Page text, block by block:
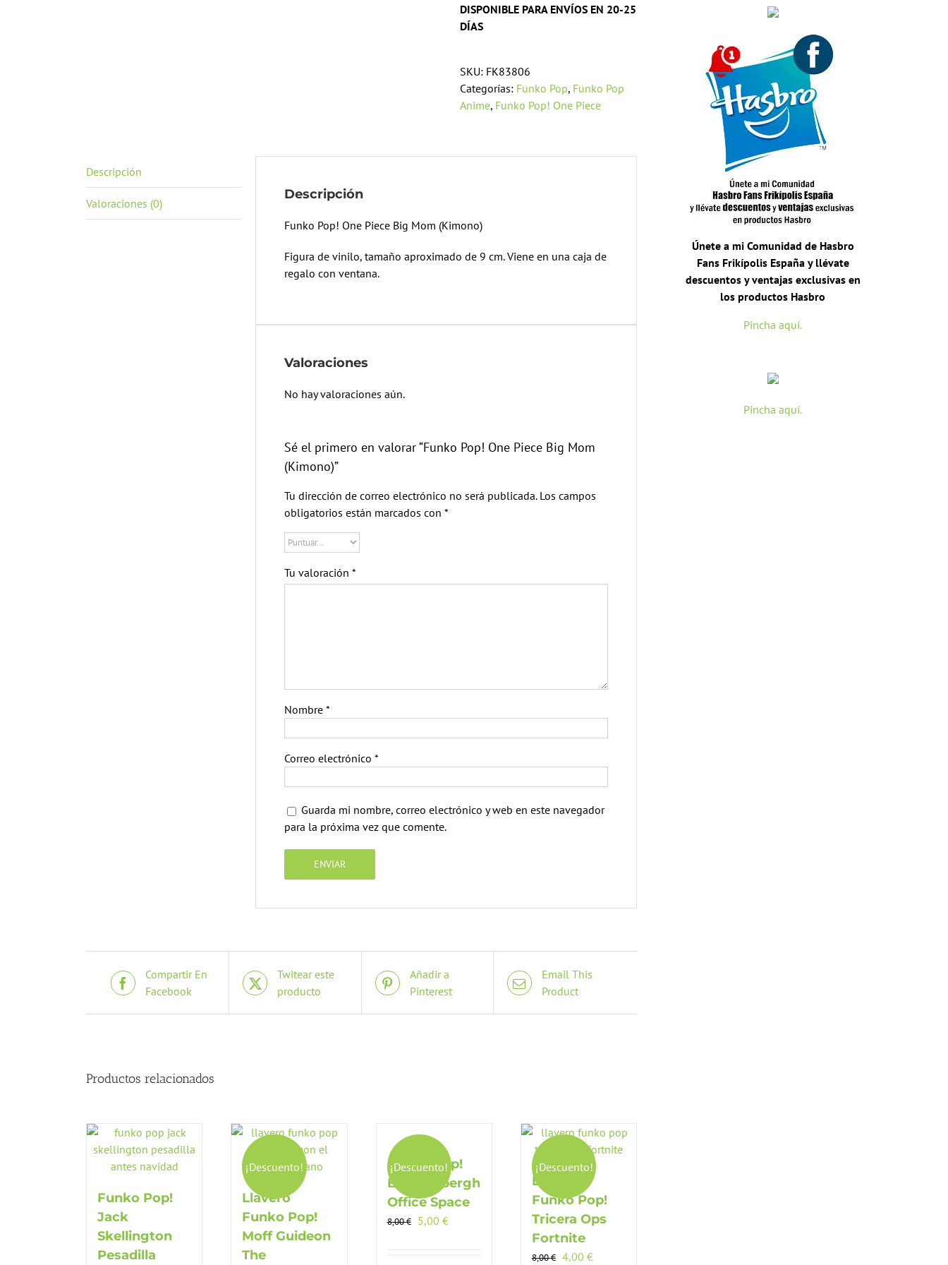
DISPONIBLE PARA ENVÍOS EN 20-25
DÍAS
SKU: FK83806
Categorías: Funko Pop, Funko Pop
Anime, Funko Pop! One Piece
Descripción
Valoraciones (0)
Descripción
Funko Pop! One Piece Big Mom (Kimono)
Figura de vinilo, tamaño aproximado de 9 cm. Viene en una caja de
regalo con ventana.
Valoraciones
No hay valoraciones aún.
Sé el primero en valorar “Funko Pop! One Piece Big Mom
(Kimono)”
Tu dirección de correo electrónico no será publicada. Los campos
obligatorios están marcados con *
Tu valoración *
Nombre *
Correo electrónico *
Guarda mi nombre, correo electrónico y web en este navegador
para la próxima vez que comente.
Compartir En
Facebook
Twitear este
producto
Añadir a
Pinterest
Email This
Product
Productos relacionados
Funko Pop!
Jack
Skellington
Pesadilla
¡Descuento!
Llavero
Funko Pop!
Moff Guideon
The
¡Descuento!
Funko Pop!
Bill Lumbergh
Office Space
8,00€
El
5,00 €El
¡Descuento!
Llavero
Funko Pop!
Tricera Ops
Fortnite
8,00€ El
4,00 €El
Únete a mi Comunidad de Hasbro
Fans Frikípolis España y llévate
descuentos y ventajas exclusivas en
los productos Hasbro
Pincha aquí.
Pincha aquí.